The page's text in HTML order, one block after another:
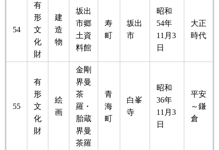
54
有
形
文
化
財
建
造
物
坂出
市郷
土資
料館
寿
町
坂出
市
昭和
54年
11月3
日
大正
時代
55
有
形
文
化
財
絵
画
金剛
界曼
茶
羅・
胎蔵
界曼
茶羅
青
海
町
白峯
寺
昭和
36年
11月3
日
平安
～鎌
倉